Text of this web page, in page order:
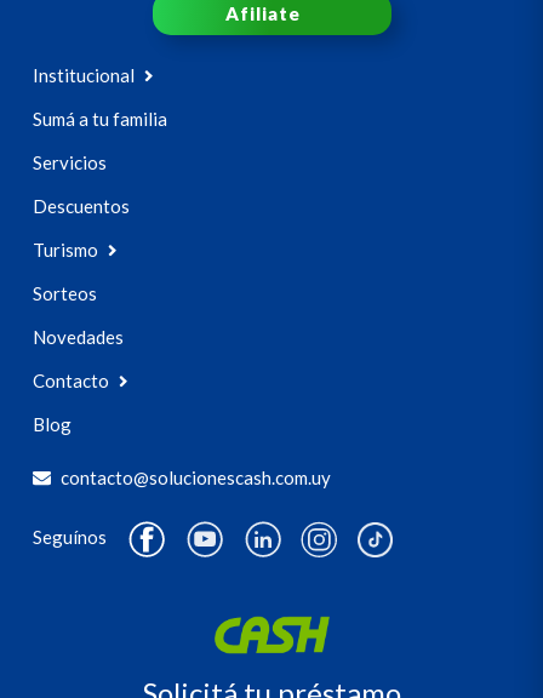
Afiliate
Institucional
Sumá a tu familia
Servicios
Descuentos
Turismo
Sorteos
Novedades
Contacto
Blog
contacto@solucionescash.com.uy
Seguínos